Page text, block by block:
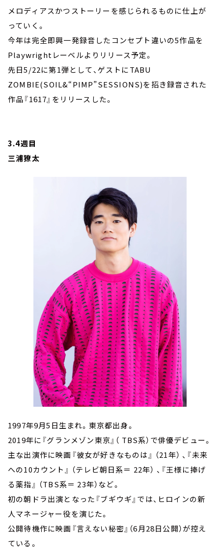
メロディアスかつストーリーを感じられるものに仕上が
っていく。
今年は完全即興一発録音したコンセプト違いの5作品を
Playwrightレーベルよりリリース予定。
先日5/22に第1弾として、ゲストにTABU
ZOMBIE(SOIL&“PIMP”SESSIONS)を招き録音された
作品『1617』をリリースした。
3.4週目
三浦獠太
1997年9月5日生まれ。東京都出身。
2019年に『グランメゾン東京』（ TBS系）で俳優デビュー。
主な出演作に映画『彼女が好きなものは』 （21年） 、『未来
への10カウント』 （テレビ朝日系＝ 22年） 、『王様に捧げ
る薬指』 （TBS系＝ 23年）など。
初の朝ドラ出演となった『ブギウギ』では、ヒロインの新
人マネージャー役を演じた。
公開待機作に映画『言えない秘密』（6月28日公開）が控え
ている。